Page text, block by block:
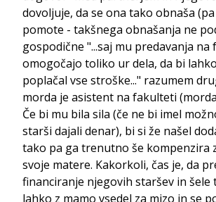
dovoljuje, da se ona tako obnaša
pomote - takšnega obnašanja ne
gospodične "...saj mu predavanja
omogočajo toliko ur dela, da bi
poplačal vse stroške..." razumem
morda je asistent na fakulteti
Če bi mu bila sila (če ne bi imel
starši dajali denar), bi si že našel
tako pa ga trenutno še kompenzira
svoje matere. Kakorkoli, čas je, da
financiranje njegovih staršev in šele
lahko z mamo vsedel za mizo in se